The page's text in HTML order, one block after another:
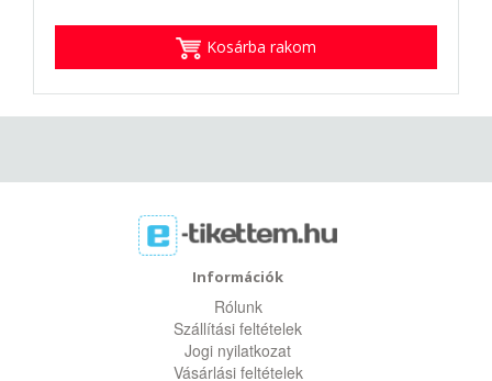
Kosárba rakom
Információk
Rólunk
Szállítási feltételek
Jogi nyilatkozat
Vásárlási feltételek